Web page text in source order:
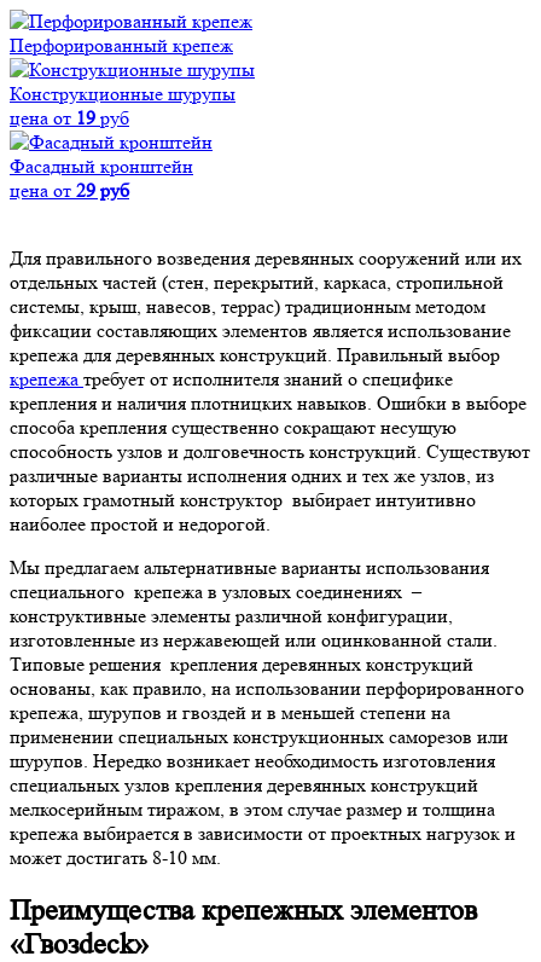
Перфорированный крепеж
Конструкционные шурупы
цена от 19 руб
Фасадный кронштейн
цена от 29 руб
Для правильного возведения деревянных сооружений или их
отдельных частей (стен, перекрытий, каркаса, стропильной
системы, крыш, навесов, террас) традиционным методом
фиксации составляющих элементов является использование
крепежа для деревянных конструкций. Правильный выбор
крепежа требует от исполнителя знаний о специфике
крепления и наличия плотницких навыков. Ошибки в выборе
способа крепления существенно сокращают несущую
способность узлов и долговечность конструкций. Существуют
различные варианты исполнения одних и тех же узлов, из
которых грамотный конструктор выбирает интуитивно
наиболее простой и недорогой.
Мы предлагаем альтернативные варианты использования
специального крепежа в узловых соединениях –
конструктивные элементы различной конфигурации,
изготовленные из нержавеющей или оцинкованной стали.
Типовые решения крепления деревянных конструкций
основаны, как правило, на использовании перфорированного
крепежа, шурупов и гвоздей и в меньшей степени на
применении специальных конструкционных саморезов или
шурупов. Нередко возникает необходимость изготовления
специальных узлов крепления деревянных конструкций
мелкосерийным тиражом, в этом случае размер и толщина
крепежа выбирается в зависимости от проектных нагрузок и
может достигать 8-10 мм.
Преимущества крепежных элементов
«Гвозdeck»